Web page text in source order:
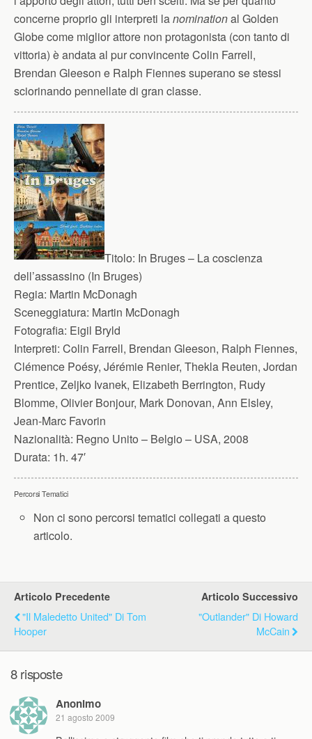
concerne proprio gli interpreti lanominational Golden
Globe come miglior attore non protagonista (con tanto di
vittoria) è andata al pur convincente Colin Farrell,
Brendan Gleeson e Ralph Fiennes superano se stessi
sciorinando pennellate di gran classe.
Titolo: In Bruges – La coscienza
dell’assassino (In Bruges)
Regia: Martin McDonagh
Sceneggiatura: Martin McDonagh
Fotografia: Eigil Bryld
Interpreti: Colin Farrell, Brendan Gleeson, Ralph Fiennes,
Clémence Poésy, Jérémie Renier, Thekla Reuten, Jordan
Prentice, Zeljko Ivanek, Elizabeth Berrington, Rudy
Blomme, Olivier Bonjour, Mark Donovan, Ann Elsley,
Jean-Marc Favorin
Nazionalità: Regno Unito – Belgio – USA, 2008
Durata: 1h. 47′
Percorsi Tematici
Non ci sono percorsi tematici collegati a questo
articolo.
Articolo Precedente
"Il Maledetto United" Di Tom
Hooper
Articolo Successivo
"Outlander" Di Howard
McCain
8 risposte
Anonimo
21 agosto 2009